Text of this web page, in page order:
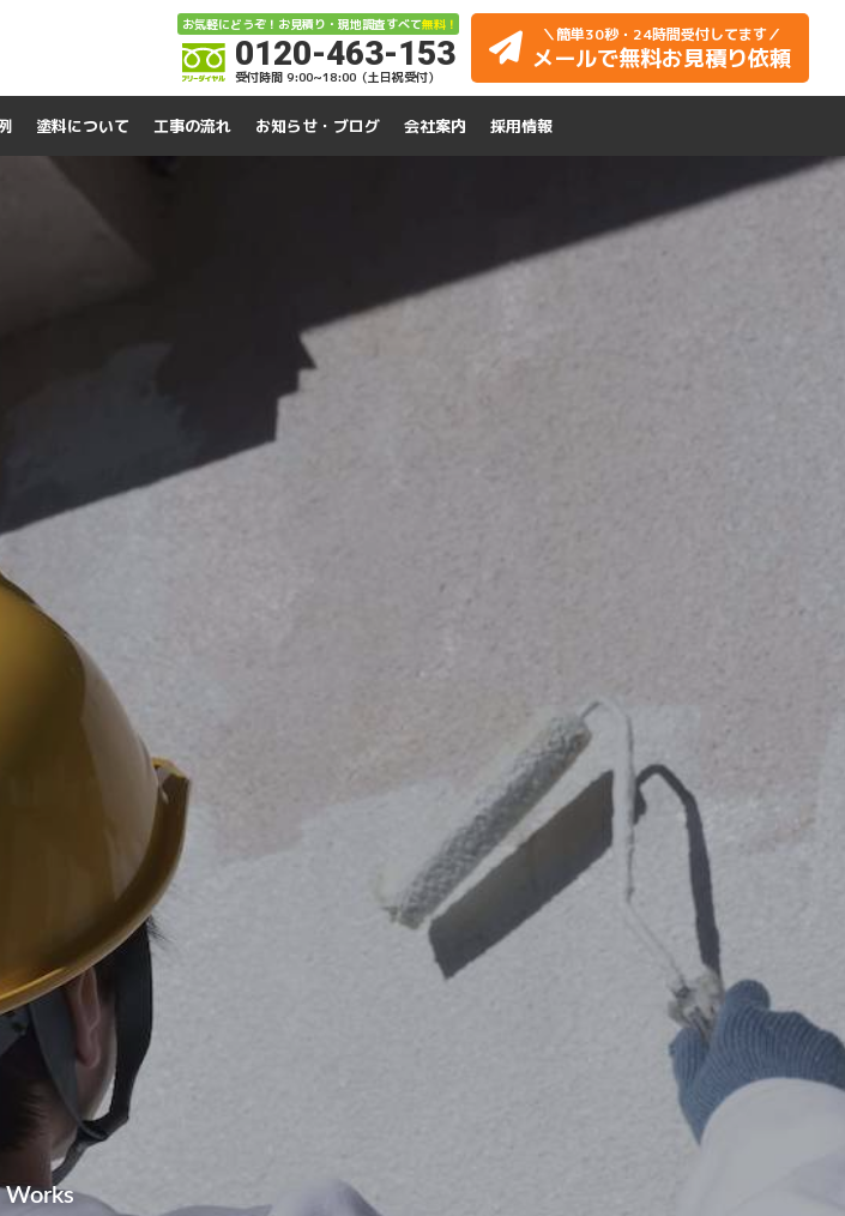
お気軽にどうぞ！お見積り・現地調査すべて無料！
0120-463-153
受付時間 9:00~18:00（土日祝受付）
＼簡単30秒・24時間受付してます／
メールで無料お見積り依頼
塗料について 工事の流れ お知らせ・ブログ 会社案内 採用情報
Works